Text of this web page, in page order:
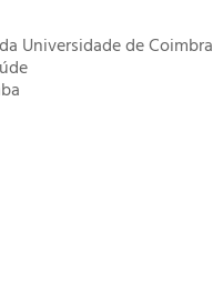
Universidade de Coimbra